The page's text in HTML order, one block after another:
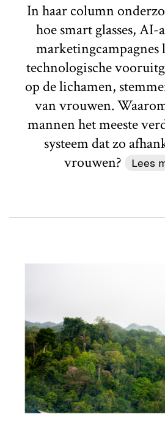
In haar column
hoe smart glasses, AI-
marketingcampagnes
technologische
op de lichamen,
van vrouwen.
mannen het meeste
systeem dat zo
vrouwen?
Lees